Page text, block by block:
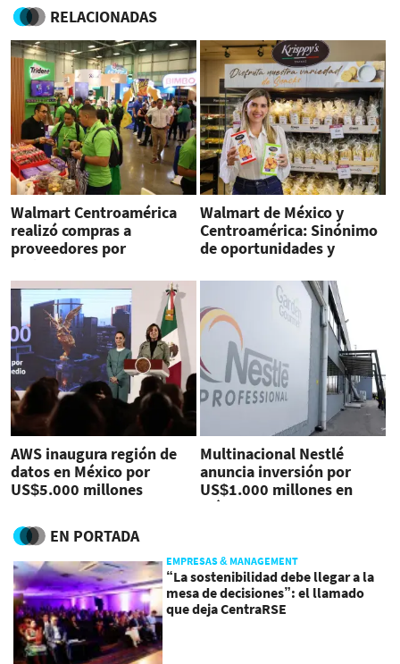
RELACIONADAS
Walmart Centroamérica
realizó compras a
proveedores por
2024
Walmart de México y
Centroamérica: Sinónimo
de oportunidades y
mujeres de la región
AWS inaugura región de
datos en México por
US$5.000 millones
Multinacional Nestlé
anuncia inversión por
US$1.000 millones en
México
EN PORTADA
EMPRESAS & MANAGEMENT
“La sostenibilidad debe llegar a la
mesa de decisiones”: el llamado
que deja CentraRSE